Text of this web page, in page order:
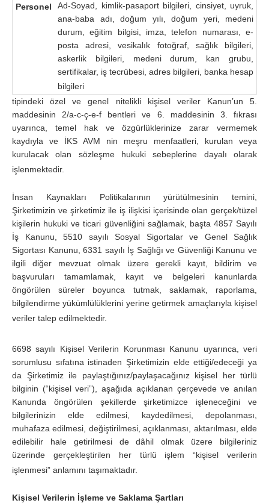
Personel
Ad-Soyad, kimlik-pasaport bilgileri, cinsiyet, uyruk,
ana-baba adı, doğum yılı, doğum yeri, medeni
durum, eğitim bilgisi, imza, telefon numarası, e-
posta adresi, vesikalık fotoğraf, sağlık bilgileri,
askerlik bilgileri, medeni durum, kan grubu,
sertifikalar, iş tecrübesi, adres bilgileri, banka hesap
bilgileri
tipindeki özel ve genel nitelikli kişisel veriler Kanun’un 5.
maddesinin 2/a-c-ç-e-f bentleri ve 6. maddesinin 3. fıkrası
uyarınca, temel hak ve özgürlüklerinize zarar vermemek
kaydıyla ve İKS AVM nin meşru menfaatleri, kurulan veya
kurulacak olan sözleşme hukuki sebeplerine dayalı olarak
işlenmektedir.
İnsan Kaynakları Politikalarının yürütülmesinin temini,
Şirketimizin ve şirketimiz ile iş ilişkisi içerisinde olan gerçek/tüzel
kişilerin hukuki ve ticari güvenliğini sağlamak, başta 4857 Sayılı
İş Kanunu, 5510 sayılı Sosyal Sigortalar ve Genel Sağlık
Sigortası Kanunu, 6331 sayılı İş Sağlığı ve Güvenliği Kanunu ve
ilgili diğer mevzuat olmak üzere gerekli kayıt, bildirim ve
başvuruları tamamlamak, kayıt ve belgeleri kanunlarda
öngörülen süreler boyunca tutmak, saklamak, raporlama,
bilgilendirme yükümlülüklerini yerine getirmek amaçlarıyla kişisel
veriler talep edilmektedir.
6698 sayılı Kişisel Verilerin Korunması Kanunu uyarınca, veri
sorumlusu sıfatına istinaden Şirketimizin elde ettiği/edeceği ya
da Şirketimiz ile paylaştığınız/paylaşacağınız kişisel her türlü
bilginin (“kişisel veri”), aşağıda açıklanan çerçevede ve anılan
Kanunda öngörülen şekillerde şirketimizce işleneceğini ve
bilgilerinizin elde edilmesi, kaydedilmesi, depolanması,
muhafaza edilmesi, değiştirilmesi, açıklanması, aktarılması, elde
edilebilir hale getirilmesi de dâhil olmak üzere bilgileriniz
üzerinde gerçekleştirilen her türlü işlem “kişisel verilerin
işlenmesi” anlamını taşımaktadır.
Kişisel Verilerin İşleme ve Saklama Şartları